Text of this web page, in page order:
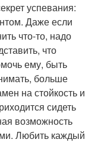
успевания:
Даже если
что-то, надо
что
ему, быть
больше
на стойкость и
сидеть
возможность
Любить каждый